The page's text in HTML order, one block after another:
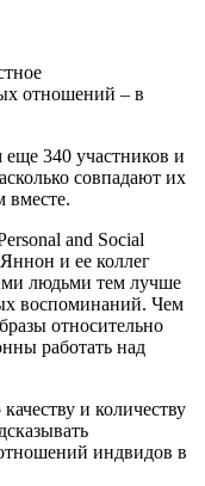
отношений – в
еще 340 участников и
совпадают их
вместе.
and Social
и ее коллег
людьми тем лучше
воспоминаний. Чем
относительно
работать над
и количеству
индвидов в